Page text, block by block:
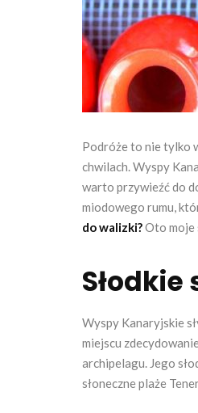
Podróże to nie tylko
chwilach. Wyspy
warto przywieźć do
miodowego rumu,
do walizki?Oto moje
Wyspy Kanaryjskie
miejscu
archipelagu. Jego
słoneczne plaże